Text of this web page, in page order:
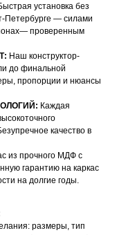
установка без
— силами
проверенным
Наш конструктор-
до финальной
пропорции и нюансы
Каждая
качество в
из прочного МДФ с
гарантию на каркас
на долгие годы.
размеры, тип